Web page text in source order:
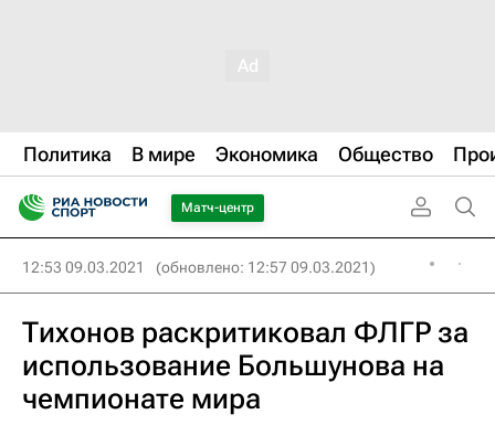
Политика В мире Экономика Общество
Матч-центр
12:53 09.03.2021 (обновлено: 12:57 09.03.2021)
Тихонов раскритиковал ФЛГР за
использование Большунова на
чемпионате мира